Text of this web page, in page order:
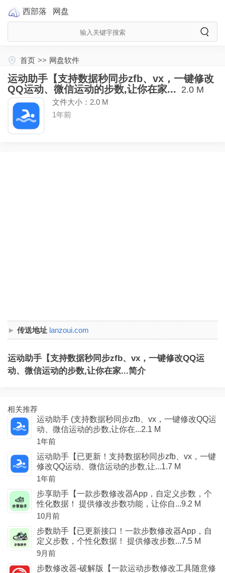
西部落 网盘
首页 >> 网盘软件
运动助手【支持数据秒同步zfb、vx，一键修改
QQ运动、微信运动的步数,让你在家... 2.0 M
文件大小：2.0 M
1年前
传送地址 lanzoui.com
运动助手【支持数据秒同步zfb、vx，一键修改QQ运
动、微信运动的步数,让你在家...简介
相关推荐
运动助手 (支持数据秒同步zfb、vx，一键修改QQ运
动、微信运动的步数,让你在...2.1 M
1年前
运动助手【已更新！支持数据秒同步zfb、vx，一键
修改QQ运动、微信运动的步数,让...1.7 M
1年前
步享助手【一款步数修改器App，自定义步数，个
性化数据！ 提供修改步数功能，让你自...9.2 M
10月前
步数助手【已更新接口！一款步数修改器App，自
定义步数，个性化数据！ 提供修改步数...7.5 M
9月前
步数修改器-破解版【一款运动步数修改工具随意修